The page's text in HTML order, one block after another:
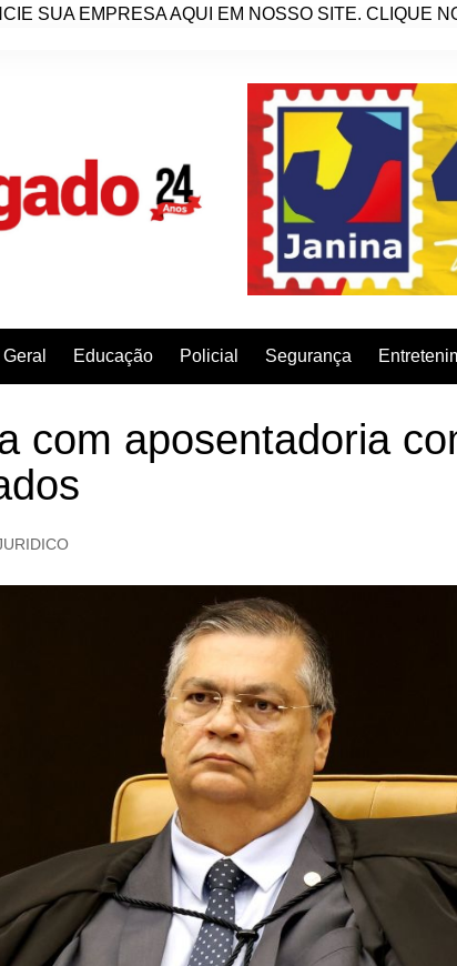
SUA EMPRESA AQUI EM NOSSO SITE. CLIQUE
Geral Educação Policial Segurança
com aposentadoria